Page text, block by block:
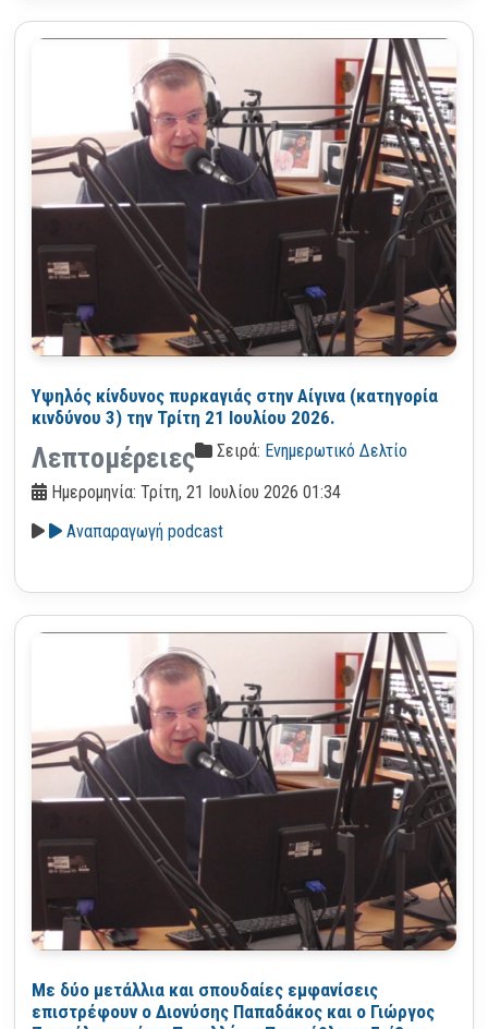
Υψηλός κίνδυνος πυρκαγιάς στην Αίγινα (κατηγορία
κινδύνου 3) την Τρίτη 21 Ιουλίου 2026.
Λεπτομέρειες Σειρά: Ενημερωτικό Δελτίο
Ημερομηνία: Τρίτη, 21 Ιουλίου 2026 01:34
Αναπαραγωγή podcast
Με δύο μετάλλια και σπουδαίες εμφανίσεις
επιστρέφουν ο Διονύσης Παπαδάκος και ο Γιώργος